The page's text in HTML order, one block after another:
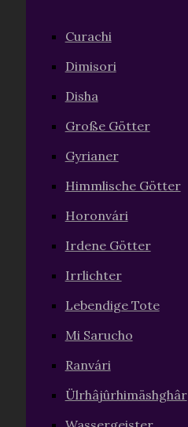
Curachi
Dimisori
Disha
Große Götter
Gyrianer
Himmlische Götter
Horonvári
Irdene Götter
Irrlichter
Lebendige Tote
Mi Sarucho
Ranvári
Ülrhâjûrhimäshghâr